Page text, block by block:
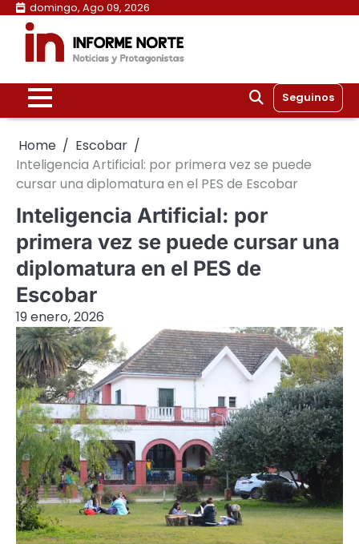
Skip
content
domingo, Ago 09, 2026
Seguinos
Home
Escobar
Inteligencia Artificial: por primera vez se puede
cursar una diplomatura en el PES de Escobar
Inteligencia Artificial: por
primera vez se puede cursar una
diplomatura en el PES de
Escobar
19 enero, 2026